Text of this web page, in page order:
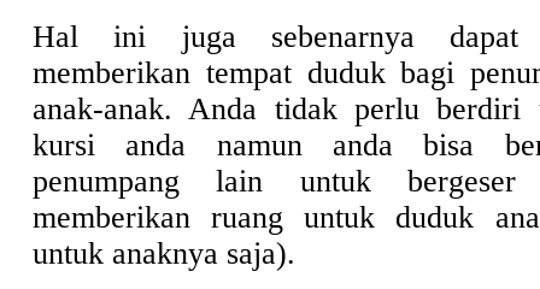
Hal ini juga sebenarnya dapat
memberikan tempat duduk bagi
anak-anak. Anda tidak perlu berdiri
kursi anda namun anda bisa
penumpang lain untuk bergeser
memberikan ruang untuk duduk
untuk anaknya saja).